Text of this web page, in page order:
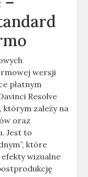
wersji
płatnym
Resolve
zależy na
oraz
Jest to
które
wizualne